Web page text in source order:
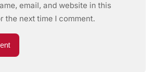
email, and website in this
the next time I comment.